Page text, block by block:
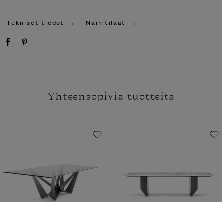
Tekniset tiedot Näin tilaat
Yhteensopivia tuotteita